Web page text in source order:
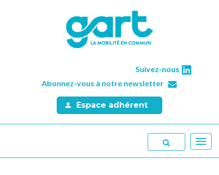
Suivez-nous
Abonnez-vous à notre newsletter
Espace adhérent